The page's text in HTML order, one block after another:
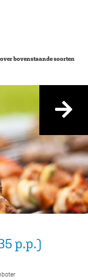
bovenstaande soorten
p.p.)